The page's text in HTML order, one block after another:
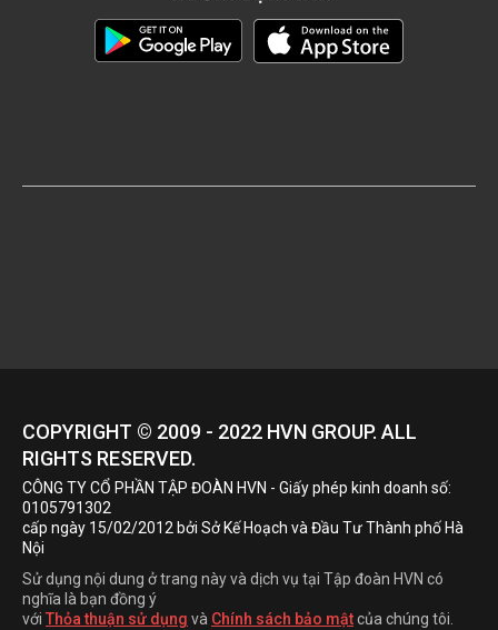
COPYRIGHT © 2009 - 2022 HVN GROUP. ALL
RIGHTS RESERVED.
CÔNG TY CỔ PHẦN TẬP ĐOÀN HVN - Giấy phép kinh doanh số:
0105791302
cấp ngày 15/02/2012 bởi Sở Kế Hoạch và Đầu Tư Thành phố Hà
Nội
Sử dụng nội dung ở trang này và dịch vụ tại Tập đoàn HVN có
nghĩa là bạn đồng ý
với Thỏa thuận sử dụng và Chính sách bảo mậtcủa chúng tôi.